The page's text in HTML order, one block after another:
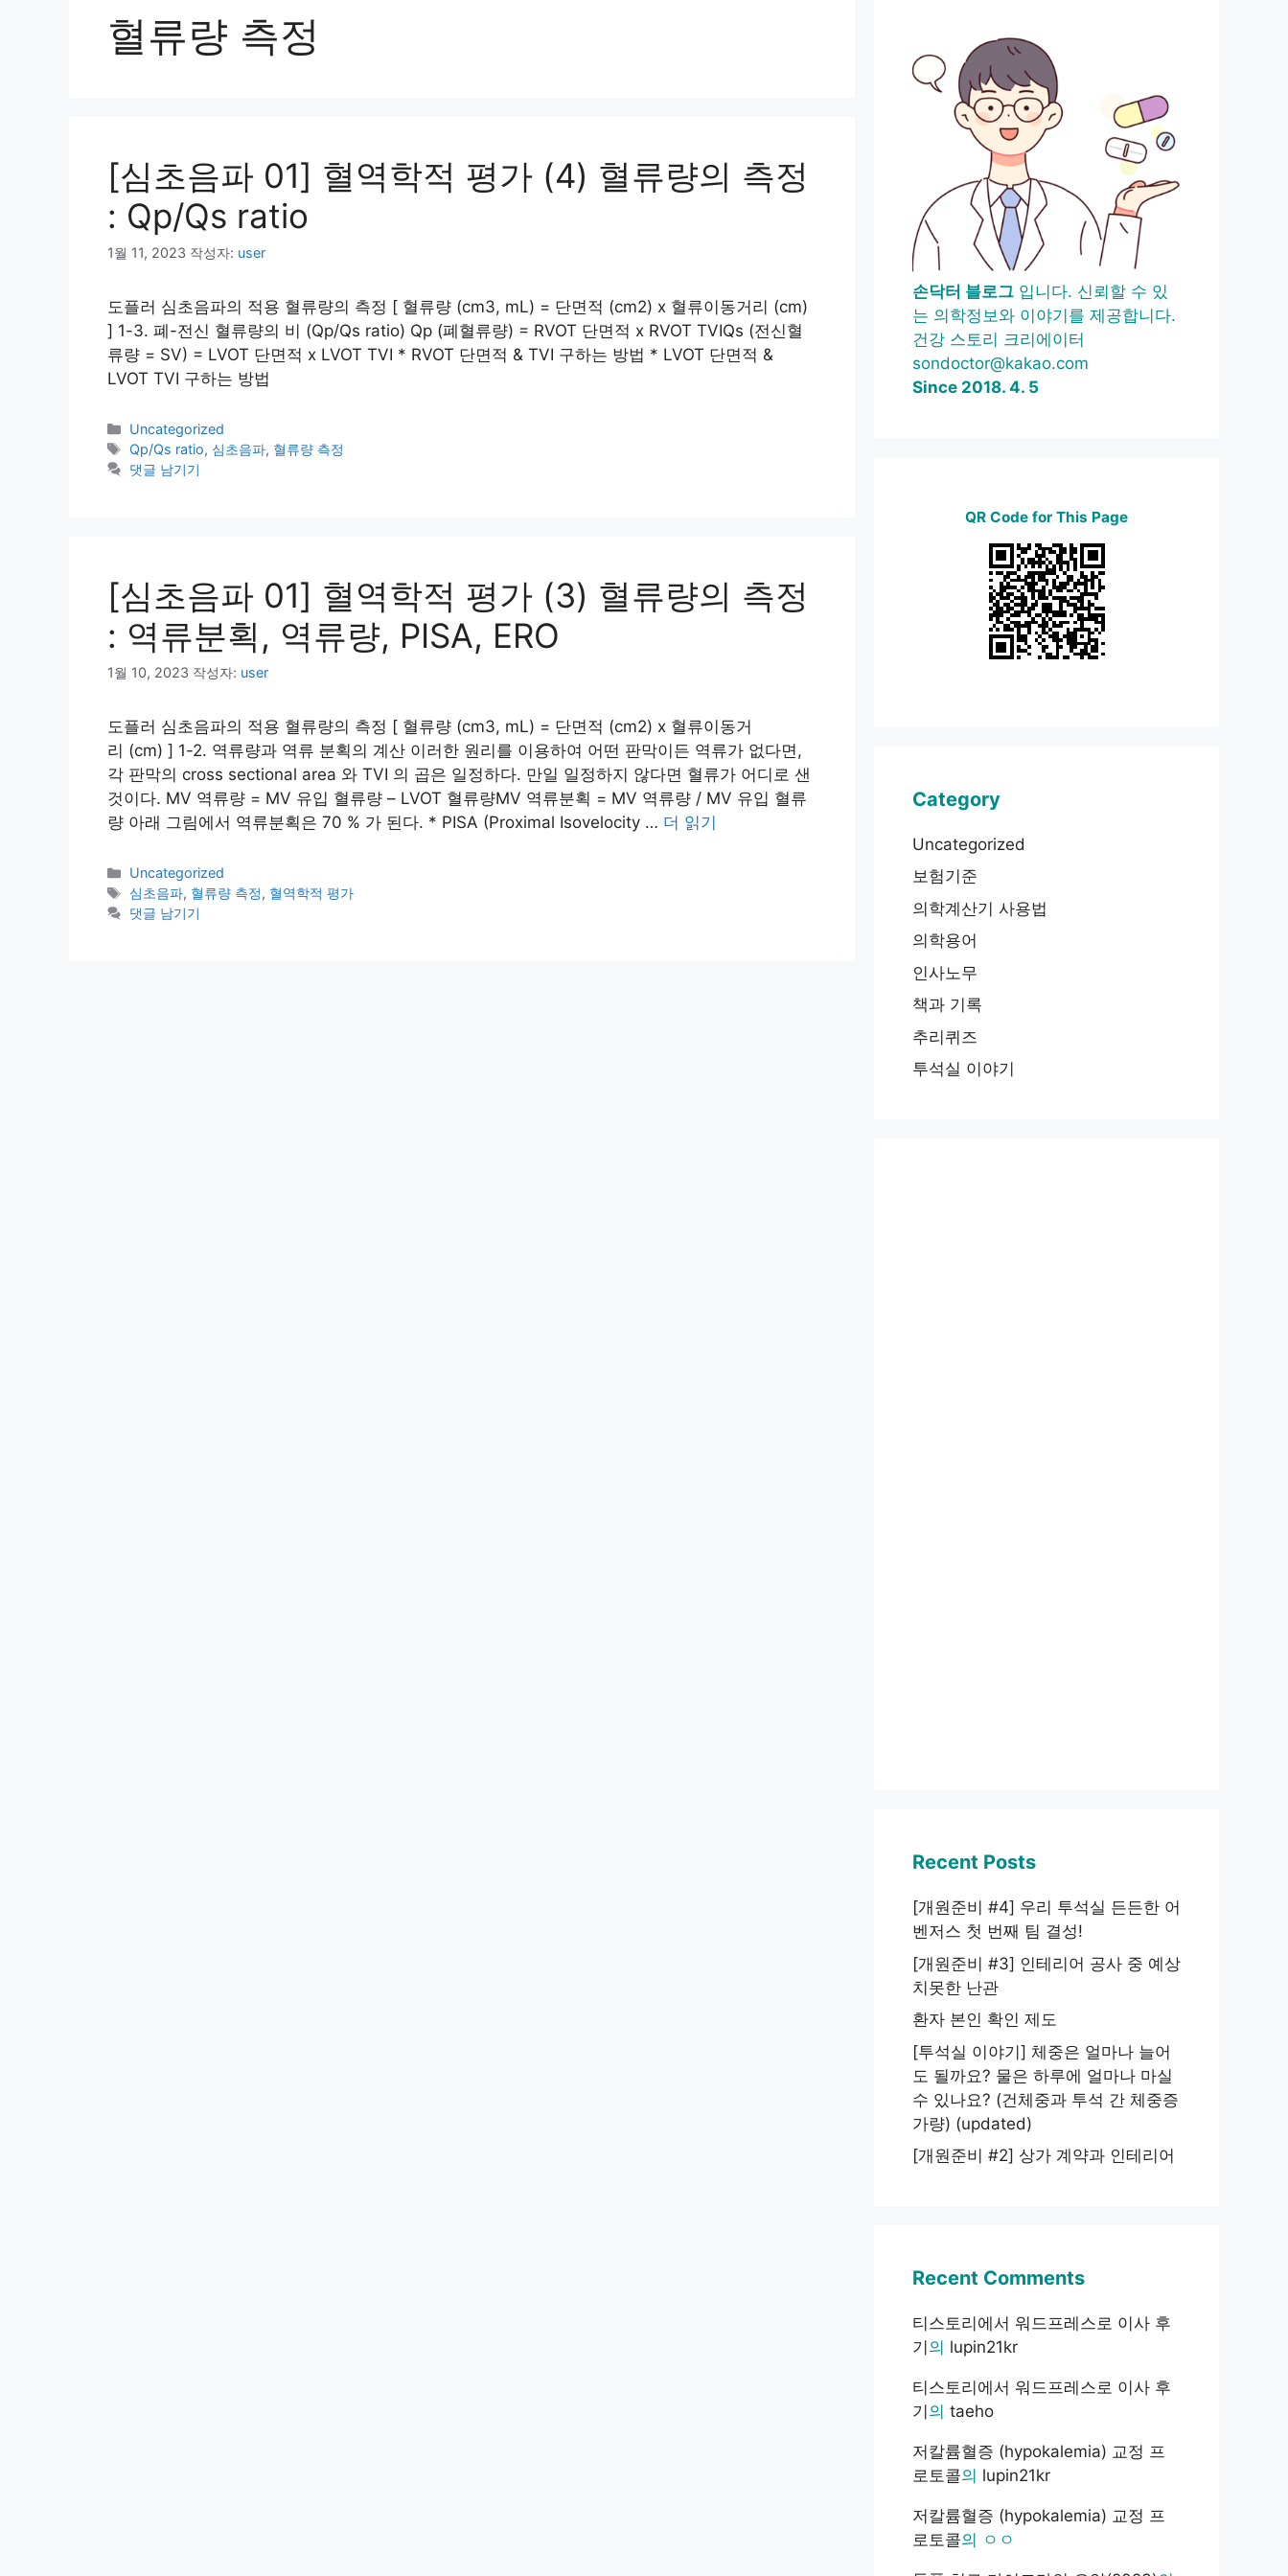
혈류량 측정
[심초음파 01] 혈역학적 평가 (4) 혈류량의 측정
: Qp/Qs ratio
1월 11, 2023 작성자: user
도플러 심초음파의 적용 혈류량의 측정 [ 혈류량 (cm3, mL) = 단면적 (cm2) x 혈류이동거리 (cm)
] 1-3. 폐-전신 혈류량의 비 (Qp/Qs ratio) Qp (폐혈류량) = RVOT 단면적 x RVOT TVIQs (전신혈
류량 = SV) = LVOT 단면적 x LVOT TVI * RVOT 단면적 & TVI 구하는 방법 * LVOT 단면적 &
LVOT TVI 구하는 방법
카
테
고
Uncategorized
태
그
Qp/Qs ratio, 심초음파, 혈류량 측정
댓글 남기기
[심초음파 01] 혈역학적 평가 (3) 혈류량의 측정
: 역류분획, 역류량, PISA, ERO
1월 10, 2023 작성자: user
도플러 심초음파의 적용 혈류량의 측정 [ 혈류량 (cm3, mL) = 단면적 (cm2) x 혈류이동거
리 (cm) ] 1-2. 역류량과 역류 분획의 계산 이러한 원리를 이용하여 어떤 판막이든 역류가 없다면,
각 판막의 cross sectional area 와 TVI 의 곱은 일정하다. 만일 일정하지 않다면 혈류가 어디로 샌
것이다. MV 역류량 = MV 유입 혈류량 – LVOT 혈류량MV 역류분획 = MV 역류량 / MV 유입 혈류
량 아래 그림에서 역류분획은 70 % 가 된다. * PISA (Proximal Isovelocity … 더 읽기
카
테
고
Uncategorized
태
그
심초음파, 혈류량 측정, 혈역학적 평가
댓글 남기기
손닥터 블로그 입니다. 신뢰할 수 있
는 의학정보와 이야기를 제공합니다.
건강 스토리 크리에이터
sondoctor@kakao.com
Since 2018. 4. 5
QR Code for This Page
Category
Uncategorized
보험기준
의학계산기 사용법
의학용어
인사노무
책과 기록
추리퀴즈
투석실 이야기
Recent Posts
[개원준비 #4] 우리 투석실 든든한 어
벤저스 첫 번째 팀 결성!
[개원준비 #3] 인테리어 공사 중 예상
치못한 난관
환자 본인 확인 제도
[투석실 이야기] 체중은 얼마나 늘어
도 될까요? 물은 하루에 얼마나 마실
수 있나요? (건체중과 투석 간 체중증
가량) (updated)
[개원준비 #2] 상가 계약과 인테리어
Recent Comments
티스토리에서 워드프레스로 이사 후
기 의 lupin21kr
티스토리에서 워드프레스로 이사 후
기 의 taeho
저칼륨혈증 (hypokalemia) 교정 프
로토콜의 lupin21kr
저칼륨혈증 (hypokalemia) 교정 프
로토콜의 ㅇㅇ